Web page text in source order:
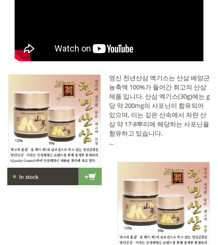
+
• In stock
영신 천년산삼 엑기스는 산삼 배양근
농축액 100%가 들어간 최고의 산삼
제품 입니다. 산삼 엑기스(30g)에는 g
당 약 200mg의 사포닌이 함유되어
있으며, 이는 깊은 산속에서 자란 산
삼 약 17-8뿌리에 해당하는 사포닌을
함유하고 있습니다.
...